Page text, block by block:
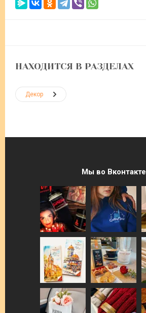
НАХОДИТСЯ В РАЗДЕЛАХ
Декор
Мы во Вконтакте